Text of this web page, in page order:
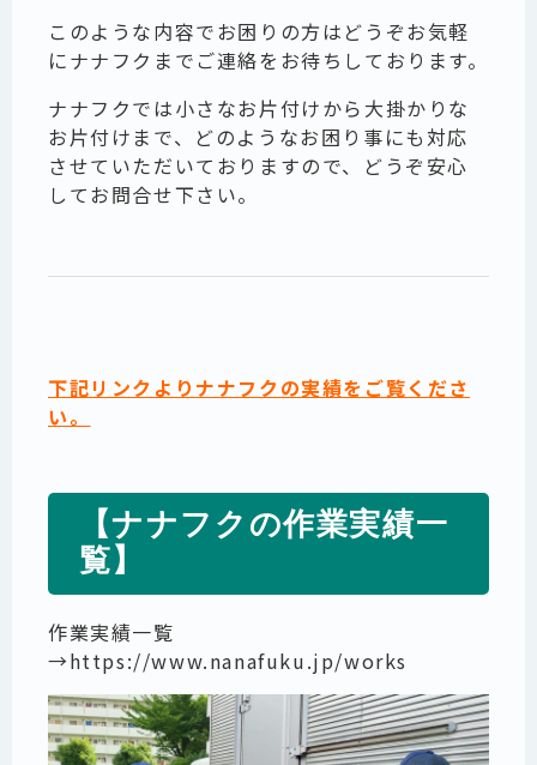
このような内容でお困りの方はどうぞお気軽
にナナフクまでご連絡をお待ちしております。
ナナフクでは小さなお片付けから大掛かりな
お片付けまで、どのようなお困り事にも対応
させていただいておりますので、どうぞ安心
してお問合せ下さい。
下記リンクよりナナフクの実績をご覧くださ
い。
【ナナフクの作業実績一
覧】
作業実績一覧
→https://www.nanafuku.jp/works